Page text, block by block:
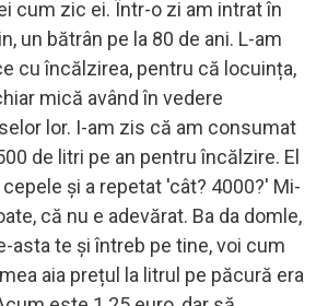
cum zic ei. Într-o zi am intrat în
un bătrân pe la 80 de ani. L-am
cu încălzirea, pentru că locuința,
mică având în vedere
lor. I-am zis că am consumat
de litri pe an pentru încălzire. El
și a repetat 'cât? 4000?' Mi-
că nu e adevărat. Ba da domle,
asta te și întreb pe tine, voi cum
aia prețul la litrul pe păcură era